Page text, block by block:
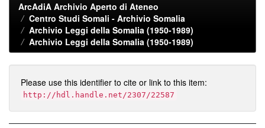
ArcAdiA Archivio Aperto di Ateneo
Centro Studi Somali - Archivio Somalia
Archivio Leggi della Somalia (1950-1989)
Archivio Leggi della Somalia (1950-1989)
Please use this identifier to cite or link to this item:
http://hdl.handle.net/2307/22587